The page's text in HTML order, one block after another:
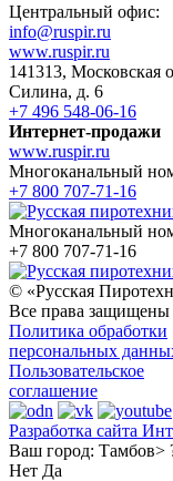
Центральный офис:
info@ruspir.ru
www.ruspir.ru
141313, Московская
Силина, д. 6
+7 496 548-06-16
Интернет-продажи
www.ruspir.ru
Многоканальный
+7 800 707-71-16
Многоканальный
+7 800 707-71-16
© «Русская
Все права защищены
Политика обработки
персональных
Пользовательское
соглашение
Разработка сайта
Ваш город: Тамбов>
Нет Да